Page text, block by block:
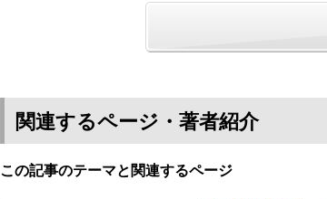
関連するページ・著者紹介
この記事のテーマと関連するページ